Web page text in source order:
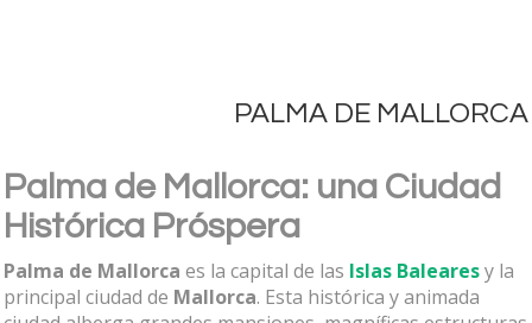
PALMA DE MALLORCA
Palma de Mallorca: una Ciudad
Histórica Próspera
Palma de Mallorca es la capital de las Islas Balearesy la
principal ciudad de Mallorca. Esta histórica y animada